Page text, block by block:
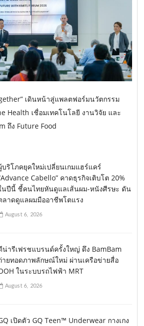
เดินหน้าสู่แพลตฟอร์มนวัตกรรม
Health เชื่อมเทคโนโลยี งานวิจัย และ
ถึง Future Food
บริโภคยุคใหม่เปลี่ยนเกมแฮร์แคร์
Cabello” คาดธุรกิจเติบโต 20%
นปีนี้ ชี้คนไทยหันดูแลเส้นผม-หนังศีรษะ ดัน
ลาดดูแลผมมืออาชีพโตแรง
August 6, 2026
น่ารีเฟรชแบรนด์ครั้งใหญ่ ดึง BamBam
ายทอดภาพลักษณ์ใหม่ ผ่านเครือข่ายสื่อ
ในระบบรถไฟฟ้า MRT
August 6, 2026
เปิดตัว GQ Teen™ Underwear กางเกง